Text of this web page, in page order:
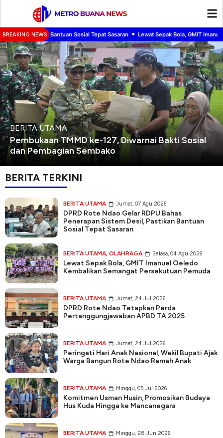
BREAKING NEWS
Pastikan Bantuan Sosial Tepat Sasaran• Lewat Sepak Bola, GMIT Imanuel
BERITA UTAMA
Pembukaan TMMD ke-127, Diwarnai Bakti Sosial
dan Pembagian Sembako
BERITA TERKINI
BERITA UTAMA Jumat, 07 Agu 2026
DPRD Rote Ndao Gelar RDPU Bahas
Penerapan Sistem Desil, Pastikan Bantuan
Sosial Tepat Sasaran
BERITA UTAMA, OLAHRAGA Selasa, 04 Agu 2026
Lewat Sepak Bola, GMIT Imanuel Oeledo
Kembalikan Semangat Persekutuan Pemuda
BERITA UTAMA Jumat, 24 Jul 2026
DPRD Rote Ndao Tetapkan Perda
Pertanggungjawaban APBD TA 2025
BERITA UTAMA Jumat, 24 Jul 2026
Peringati Hari Anak Nasional, Wakil Bupati Ajak
Warga Bangun Rote Ndao Ramah Anak
BERITA UTAMA Minggu, 05 Jul 2026
Komitmen Usman Husin, Promosikan Budaya
Hus Kuda Hingga ke Mancanegara
BERITA UTAMA Minggu, 28 Jun 2026